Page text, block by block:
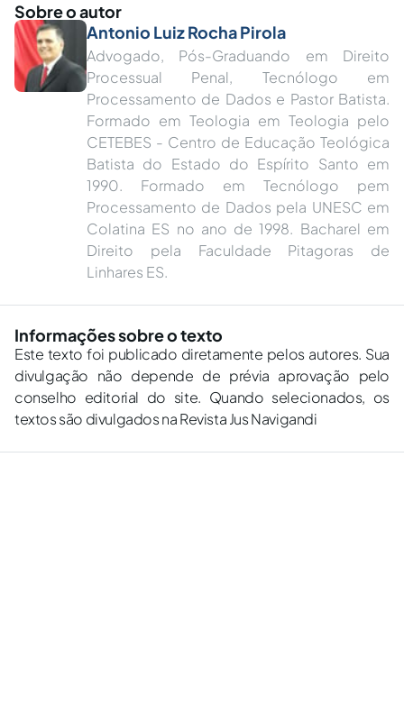
Sobre o autor
Antonio Luiz Rocha Pirola
Advogado, Pós-Graduando em Direito
Processual Penal, Tecnólogo em
Processamento de Dados e Pastor Batista.
Formado em Teologia em Teologia pelo
CETEBES - Centro de Educação Teológica
Batista do Estado do Espírito Santo em
1990. Formado em Tecnólogo pem
Processamento de Dados pela UNESC em
Colatina ES no ano de 1998. Bacharel em
Direito pela Faculdade Pitagoras de
Linhares ES.
Informações sobre o texto
Este texto foi publicado diretamente pelos autores. Sua
divulgação não depende de prévia aprovação pelo
conselho editorial do site. Quando selecionados, os
textos são divulgados na Revista Jus Navigandi